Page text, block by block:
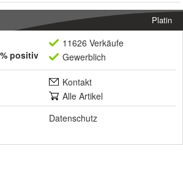
Platin
positiv
11626 Verkäufe
Gewerblich
Kontakt
Alle Artikel
Datenschutz